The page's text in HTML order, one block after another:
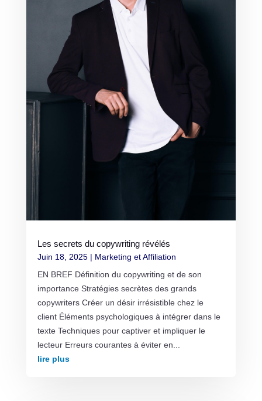
Les secrets du copywriting révélés
Juin 18, 2025| Marketing et Affiliation
EN BREF Définition du copywriting et de son
importance Stratégies secrètes des grands
copywriters Créer un désir irrésistible chez le
client Éléments psychologiques à intégrer dans le
texte Techniques pour captiver et impliquer le
lecteur Erreurs courantes à éviter en...
lire plus